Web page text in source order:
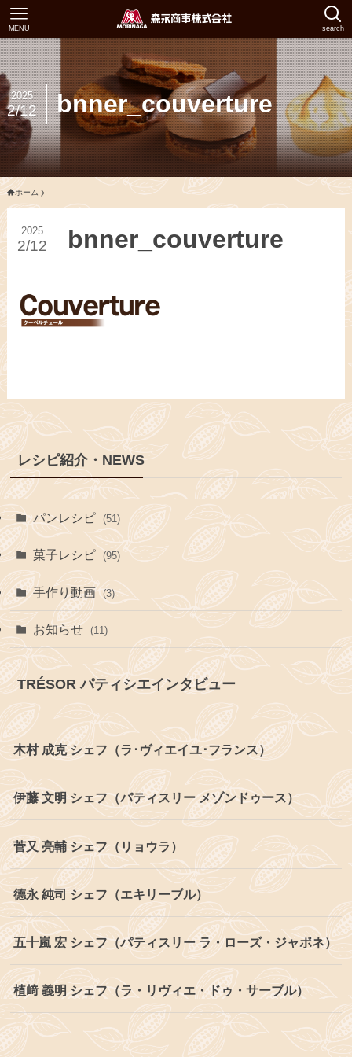
search
MENU
bnner_couverture
2025
2/12
ホーム
bnner_couverture
2025
2/12
レシピ紹介・NEWS
パンレシピ (51)
菓子レシピ (95)
手作り動画 (3)
お知らせ (11)
TRÉSOR パティシエインタビュー
木村 成克 シェフ（ラ･ヴィエイユ･フランス）
伊藤 文明 シェフ（パティスリー メゾンドゥース）
菅又 亮輔 シェフ（リョウラ）
德永 純司 シェフ（エキリーブル）
五十嵐 宏 シェフ（パティスリー ラ・ローズ・ジャポネ）
植﨑 義明 シェフ（ラ・リヴィエ・ドゥ・サーブル）